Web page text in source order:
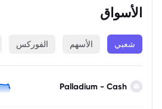
الأسواق
شعبي الأسهم الفوركس
Palladium - Cash